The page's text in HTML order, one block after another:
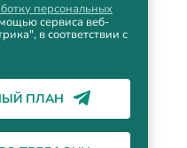
персональных
сервиса веб-
в соответствии с
ПЛАН